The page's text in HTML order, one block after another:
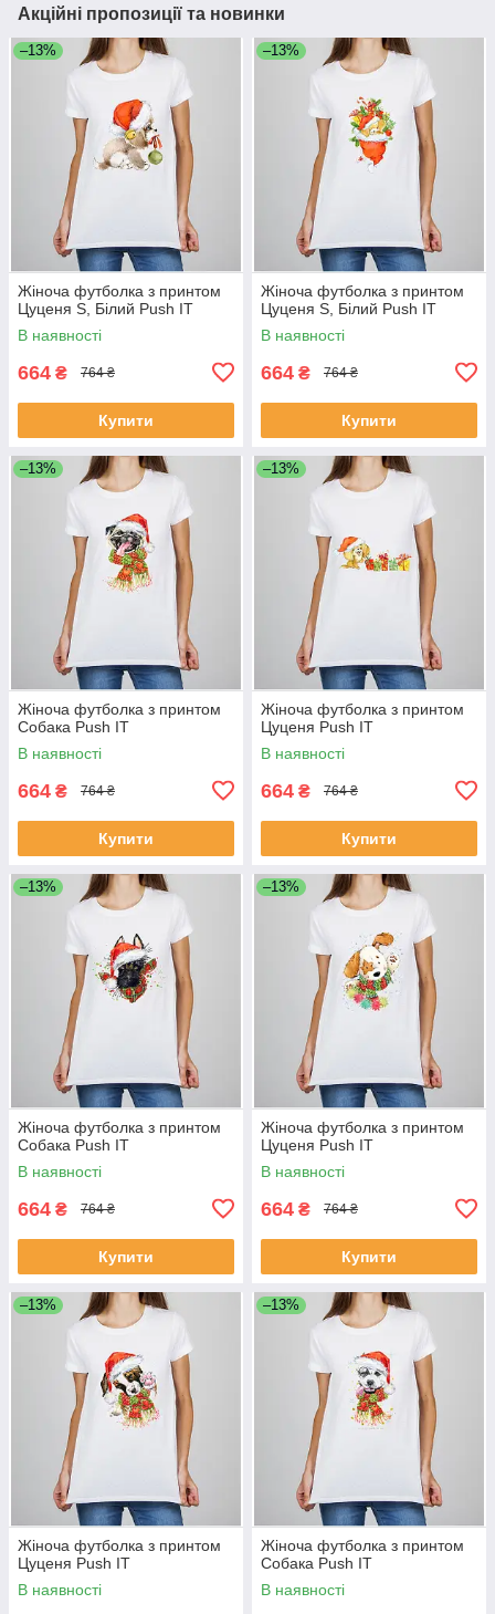
Акційні пропозиції та новинки
–13%
Жіноча футболка з принтом
Цуценя S, Білий Push IT
В наявності
664 ₴ 764 ₴
Купити
–13%
Жіноча футболка з принтом
Цуценя S, Білий Push IT
В наявності
664 ₴ 764 ₴
Купити
–13%
Жіноча футболка з принтом
Собака Push IT
В наявності
664 ₴ 764 ₴
Купити
–13%
Жіноча футболка з принтом
Цуценя Push IT
В наявності
664 ₴ 764 ₴
Купити
–13%
Жіноча футболка з принтом
Собака Push IT
В наявності
664 ₴ 764 ₴
Купити
–13%
Жіноча футболка з принтом
Цуценя Push IT
В наявності
664 ₴ 764 ₴
Купити
–13%
Жіноча футболка з принтом
Цуценя Push IT
В наявності
–13%
Жіноча футболка з принтом
Собака Push IT
В наявності